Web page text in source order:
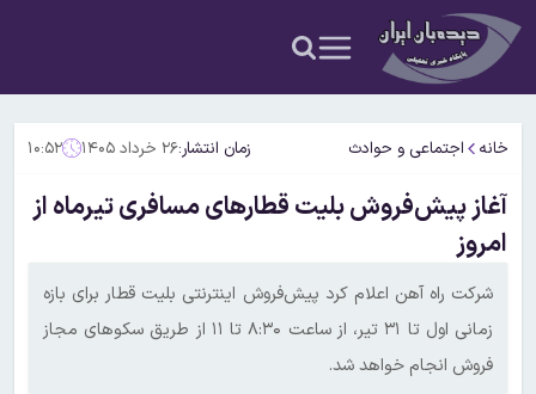
خانه اجتماعی و حوادث زمان انتشار:۲۶ خرداد ۱۴۰۵ ۱۰:۵۲
آغاز پیش‌فروش بلیت قطارهای مسافری تیرماه از
امروز
شرکت راه آهن اعلام کرد پیش‌فروش اینترنتی بلیت قطار برای بازه
زمانی اول تا ۳۱ تیر، از ساعت ۸:۳۰ تا ۱۱ از طریق سکوهای مجاز
فروش انجام خواهد شد.